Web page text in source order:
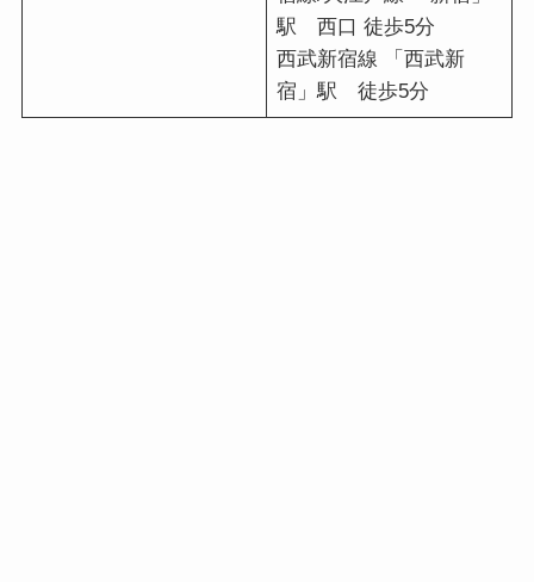
駅 西口 徒歩5分
西武新宿線 「西武新
宿」駅 徒歩5分